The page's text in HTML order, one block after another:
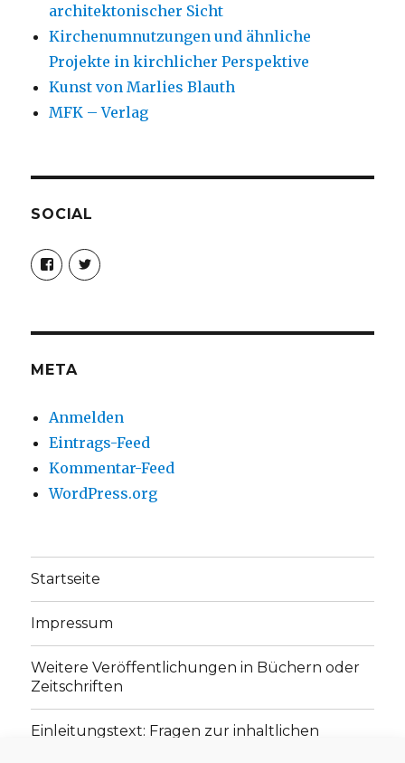
architektonischer Sicht
Kirchenumnutzungen und ähnliche
Projekte in kirchlicher Perspektive
Kunst von Marlies Blauth
MFK – Verlag
SOCIAL
Profil
von
christoph.fleischer1
anzeigen
Profil
von
anzeigen
META
Anmelden
Eintrags-Feed
Kommentar-Feed
WordPress.org
Startseite
Impressum
Weitere Veröffentlichungen in Büchern oder
Zeitschriften
Einleitungstext: Fragen zur inhaltlichen